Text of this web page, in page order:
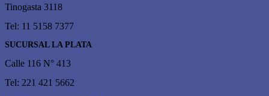
Tinogasta 3118
Tel: 11 5158 7377
SUCURSAL LA PLATA
Calle 116 N° 413
Tel: 221 421 5662